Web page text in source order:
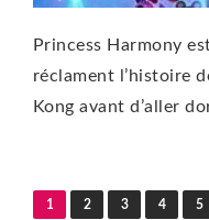
Princess Harmony
réclament l’histoire
Kong avant d’aller
Pagination
1 2 3 4 5